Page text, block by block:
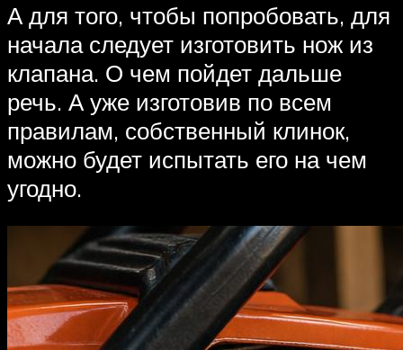
А для того, чтобы попробовать, для
начала следует изготовить нож из
клапана. О чем пойдет дальше
речь. А уже изготовив по всем
правилам, собственный клинок,
можно будет испытать его на чем
угодно.